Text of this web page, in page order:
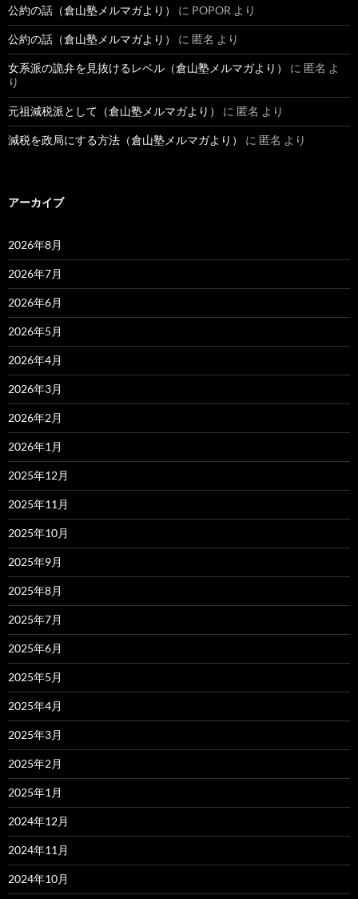
公約の話（倉山塾メルマガより） に POPOR より
公約の話（倉山塾メルマガより） に 匿名 より
女系派の詭弁を見抜けるレベル（倉山塾メルマガより） に 匿名 よ
り
元祖減税派として（倉山塾メルマガより） に 匿名 より
減税を政局にする方法（倉山塾メルマガより） に 匿名 より
アーカイブ
2026年8月
2026年7月
2026年6月
2026年5月
2026年4月
2026年3月
2026年2月
2026年1月
2025年12月
2025年11月
2025年10月
2025年9月
2025年8月
2025年7月
2025年6月
2025年5月
2025年4月
2025年3月
2025年2月
2025年1月
2024年12月
2024年11月
2024年10月